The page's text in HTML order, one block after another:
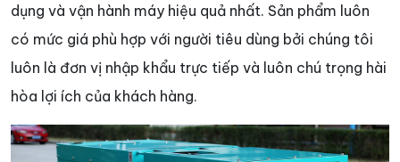
dụng và vận hành máy hiệu quả nhất. Sản phẩm luôn
có mức giá phù hợp với người tiêu dùng bởi chúng tôi
luôn là đơn vị nhập khẩu trực tiếp và luôn chú trọng hài
hòa lợi ích của khách hàng.